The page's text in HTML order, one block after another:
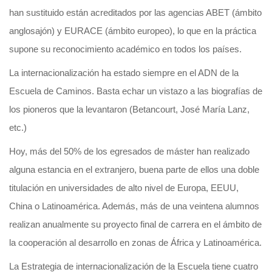
han sustituido están acreditados por las agencias ABET (ámbito
anglosajón) y EURACE (ámbito europeo), lo que en la práctica
supone su reconocimiento académico en todos los países.
La internacionalización ha estado siempre en el ADN de la
Escuela de Caminos. Basta echar un vistazo a las biografías de
los pioneros que la levantaron (Betancourt, José María Lanz,
etc.)
Hoy, más del 50% de los egresados de máster han realizado
alguna estancia en el extranjero, buena parte de ellos una doble
titulación en universidades de alto nivel de Europa, EEUU,
China o Latinoamérica. Además, más de una veintena alumnos
realizan anualmente su proyecto final de carrera en el ámbito de
la cooperación al desarrollo en zonas de África y Latinoamérica.
La Estrategia de internacionalización de la Escuela tiene cuatro